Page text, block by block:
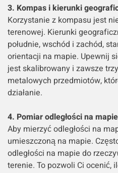
3. Kompas i kierunki
Korzystanie z kompasu jest
terenowej. Kierunki
południe, wschód i zachód,
orientacji na mapie. Upewnij
jest skalibrowany i zawsze
metalowych przedmiotów,
działanie.
4. Pomiar odległości na mapie
Aby mierzyć odległości na
umieszczoną na mapie.
odległości na mapie do
terenie. To pozwoli Ci ocenić,